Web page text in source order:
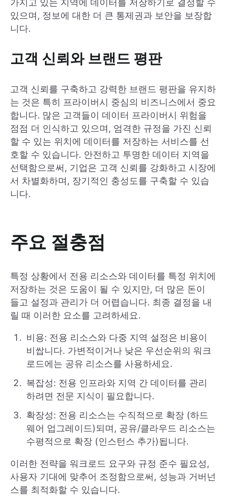
가지고 있는 지역에 데이터를 저장하기로 결정할 수
있으며, 정보에 대한 더 큰 통제권과 보안을 보장합
니다.
고객 신뢰와 브랜드 평판
고객 신뢰를 구축하고 강력한 브랜드 평판을 유지하
는 것은 특히 프라이버시 중심의 비즈니스에서 중요
합니다. 많은 고객들이 데이터 프라이버시 위험을
점점 더 인식하고 있으며, 엄격한 규정을 가진 신뢰
할 수 있는 위치에 데이터를 저장하는 서비스를 선
호할 수 있습니다. 안전하고 투명한 데이터 지역을
선택함으로써, 기업은 고객 신뢰를 강화하고 시장에
서 차별화하며, 장기적인 충성도를 구축할 수 있습
니다.
주요 절충점
특정 상황에서 전용 리소스와 데이터를 특정 위치에
저장하는 것은 도움이 될 수 있지만, 더 많은 돈이
들고 설정과 관리가 더 어렵습니다. 최종 결정을 내
릴 때 이러한 요소를 고려하세요.
비용: 전용 리소스와 다중 지역 설정은 비용이
비쌉니다. 가변적이거나 낮은 우선순위의 워크
로드에는 공유 리소스를 사용하세요.
복잡성: 전용 인프라와 지역 간 데이터를 관리
하려면 전문 지식이 필요합니다.
확장성: 전용 리소스는 수직적으로 확장 (하드
웨어 업그레이드)되며, 공유/클라우드 리소스는
수평적으로 확장 (인스턴스 추가)됩니다.
이러한 전략을 워크로드 요구와 규정 준수 필요성,
사용자 기대에 맞추어 조정함으로써, 성능과 거버넌
스를 최적화할 수 있습니다.